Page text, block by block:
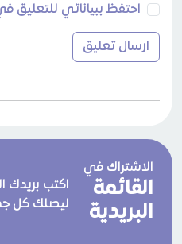
احتفظ ببياناتي للتعليق
الاشتراك في
القائمة
البريدية
اكتب بريدك
ليصلك كل